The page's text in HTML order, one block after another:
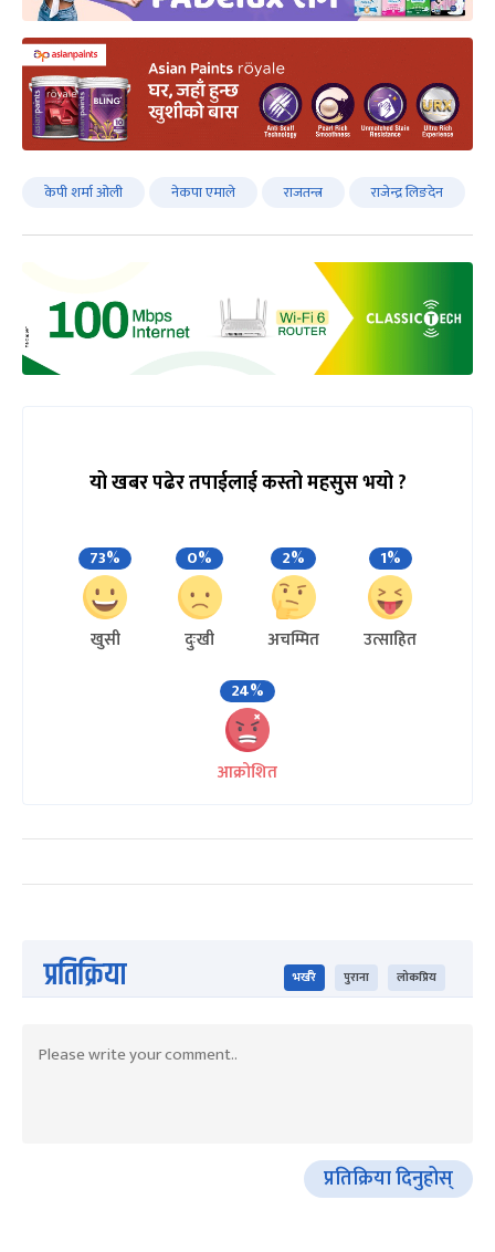
केपी शर्मा ओली नेकपा एमाले राजतन्त्र राजेन्द्र लिङदेन
यो खबर पढेर तपाईलाई कस्तो महसुस भयो ?
73%
खुसी
0%
दुःखी
2%
अचम्मित
1%
उत्साहित
24%
आक्रोशित
प्रतिक्रिया भर्खरै पुराना लोकप्रिय
प्रतिक्रिया दिनुहोस्